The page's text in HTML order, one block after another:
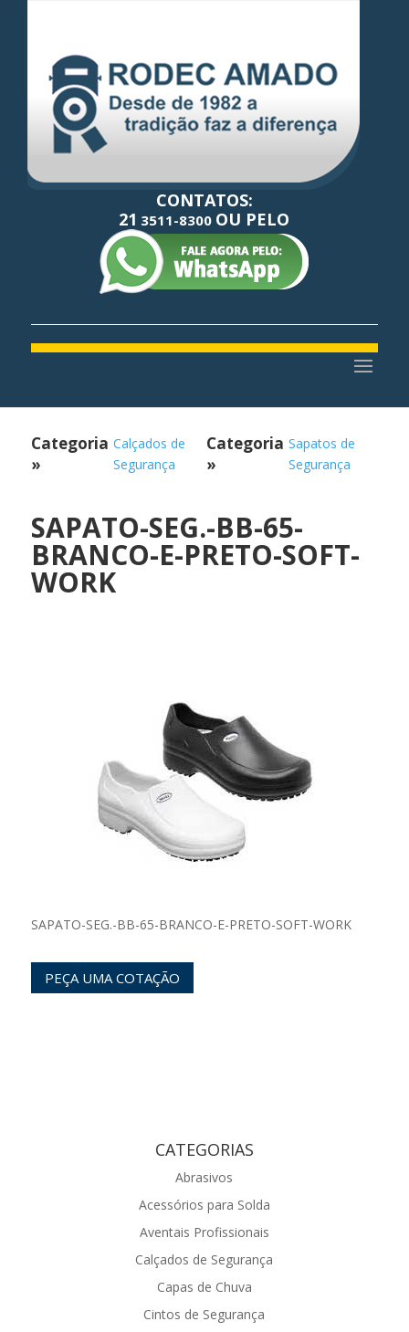
CONTATOS:
21 3511-8300 OU PELO
Categoria
»
Calçados de
Segurança
Categoria
»
Sapatos de
Segurança
SAPATO-SEG.-BB-65-
BRANCO-E-PRETO-SOFT-
WORK
SAPATO-SEG.-BB-65-BRANCO-E-PRETO-SOFT-WORK
PEÇA UMA COTAÇÃO
CATEGORIAS
Abrasivos
Acessórios para Solda
Aventais Profissionais
Calçados de Segurança
Capas de Chuva
Cintos de Segurança